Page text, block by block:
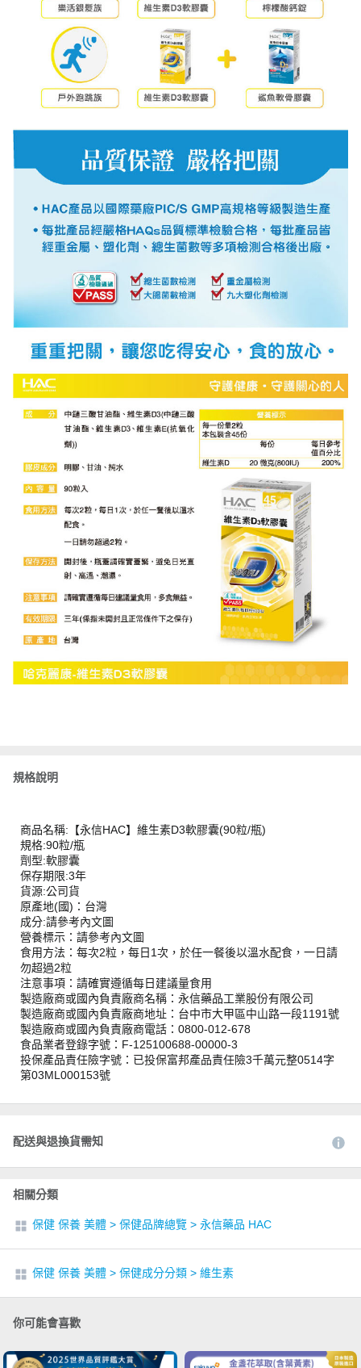
規格說明
商品名稱:【永信HAC】維生素D3軟膠囊(90粒/瓶)
規格:90粒/瓶
劑型:軟膠囊
保存期限:3年
貨源:公司貨
原產地(國)：台灣
成分:請參考內文圖
營養標示：請參考內文圖
食用方法：每次2粒，每日1次，於任一餐後以溫水配食，一日請
勿超過2粒
注意事項：請確實遵循每日建議量食用
製造廠商或國內負責廠商名稱：永信藥品工業股份有限公司
製造廠商或國內負責廠商地址：台中市大甲區中山路一段1191號
製造廠商或國內負責廠商電話：0800-012-678
食品業者登錄字號：F-125100688-00000-3
投保產品責任險字號：已投保富邦產品責任險3千萬元整0514字
第03ML000153號
配送與退換貨需知
相關分類
保健 保養 美體 > 保健品牌總覽 > 永信藥品 HAC
保健 保養 美體 > 保健成分分類 > 維生素
你可能會喜歡